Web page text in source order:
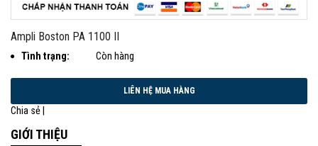
Ampli Boston PA 1100 II
Tình trạng: Còn hàng
Chia sẻ |
GIỚI THIỆU